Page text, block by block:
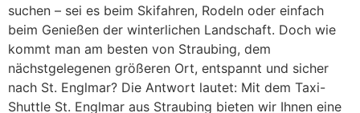
suchen – sei es beim Skifahren, Rodeln oder einfach
beim Genießen der winterlichen Landschaft. Doch wie
kommt man am besten von Straubing, dem
nächstgelegenen größeren Ort, entspannt und sicher
nach St. Englmar? Die Antwort lautet: Mit dem Taxi-
Shuttle St. Englmar aus Straubing bieten wir Ihnen eine